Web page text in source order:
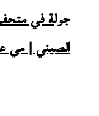
جولة في
الصيني | مي